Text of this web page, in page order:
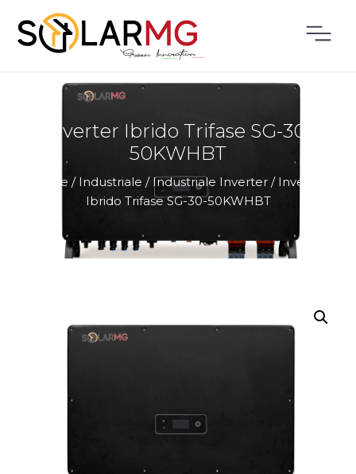
Inverter Ibrido Trifase SG-30-
50KWHBT
Home / Industriale / Industriale Inverter / Inverter
Ibrido Trifase SG-30-50KWHBT